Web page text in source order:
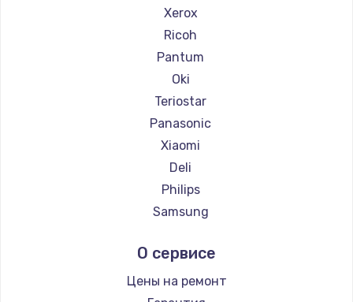
Xerox
Ricoh
Pantum
Oki
Teriostar
Panasonic
Xiaomi
Deli
Philips
Samsung
Lexmark
Sharp
О сервисе
Цены на ремонт